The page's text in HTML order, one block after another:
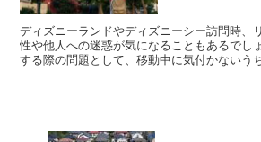
ディズニーランドやディズニーシー訪問時、
性や他人への迷惑が気になることもあるでし
する際の問題として、移動中に気付かないう